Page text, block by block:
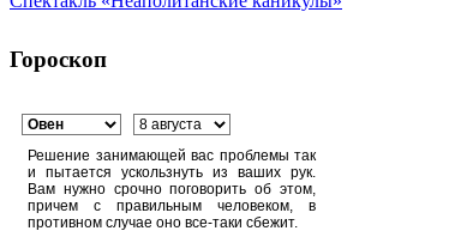
Гороскоп
Решение занимающей вас проблемы так
и пытается ускользнуть из ваших рук.
Вам нужно срочно поговорить об этом,
причем с правильным человеком, в
противном случае оно все-таки сбежит.